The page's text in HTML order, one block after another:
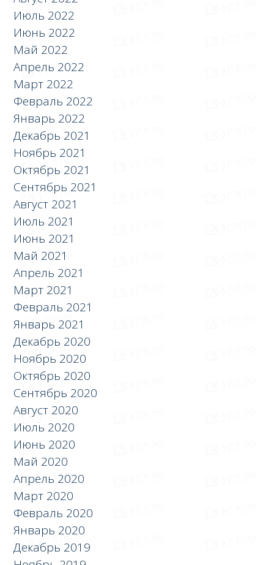
Июль 2022
Июнь 2022
Май 2022
Апрель 2022
Март 2022
Февраль 2022
Январь 2022
Декабрь 2021
Ноябрь 2021
Октябрь 2021
Сентябрь 2021
Август 2021
Июль 2021
Июнь 2021
Май 2021
Апрель 2021
Март 2021
Февраль 2021
Январь 2021
Декабрь 2020
Ноябрь 2020
Октябрь 2020
Сентябрь 2020
Август 2020
Июль 2020
Июнь 2020
Май 2020
Апрель 2020
Март 2020
Февраль 2020
Январь 2020
Декабрь 2019